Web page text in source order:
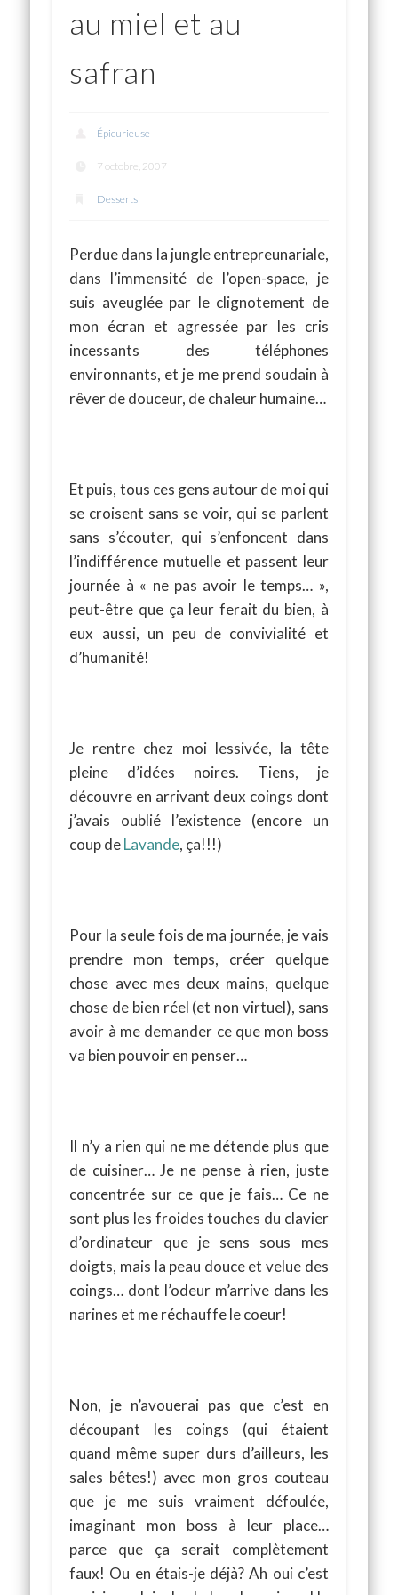
au miel et au
safran
Épicurieuse
7 octobre, 2007
Desserts
Perdue dans la jungle entrepreunariale,
dans l’immensité de l’open-space, je
suis aveuglée par le clignotement de
mon écran et agressée par les cris
incessants des téléphones
environnants, et je me prend soudain à
rêver de douceur, de chaleur humaine…
Et puis, tous ces gens autour de moi qui
se croisent sans se voir, qui se parlent
sans s’écouter, qui s’enfoncent dans
l’indifférence mutuelle et passent leur
journée à « ne pas avoir le temps… »,
peut-être que ça leur ferait du bien, à
eux aussi, un peu de convivialité et
d’humanité!
Je rentre chez moi lessivée, la tête
pleine d’idées noires. Tiens, je
découvre en arrivant deux coings dont
j’avais oublié l’existence (encore un
coup deLavande, ça!!!)
Pour la seule fois de ma journée, je vais
prendre mon temps, créer quelque
chose avec mes deux mains, quelque
chose de bien réel (et non virtuel), sans
avoir à me demander ce que mon boss
va bien pouvoir en penser…
Il n’y a rien qui ne me détende plus que
de cuisiner… Je ne pense à rien, juste
concentrée sur ce que je fais… Ce ne
sont plus les froides touches du clavier
d’ordinateur que je sens sous mes
doigts, mais la peau douce et velue des
coings… dont l’odeur m’arrive dans les
narines et me réchauffe le coeur!
Non, je n’avouerai pas que c’est en
découpant les coings (qui étaient
quand même super durs d’ailleurs, les
sales bêtes!) avec mon gros couteau
que je me suis vraiment défoulée,
imaginant mon boss à leur place…
parce que ça serait complètement
faux! Ou en étais-je déjà? Ah oui c’est